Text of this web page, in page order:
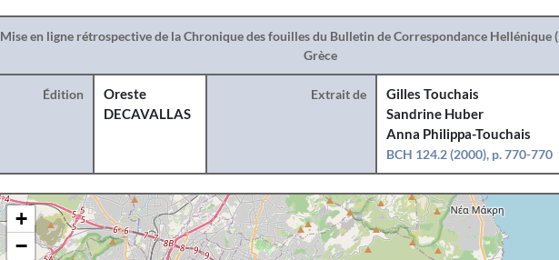
Mise en ligne rétrospective de la Chronique des fouilles du Bulletin de Correspondance Hellénique
Grèce
Édition
Oreste
DECAVALLAS
Extrait de
Gilles Touchais
Sandrine Huber
Anna Philippa-Touchais
BCH 124.2 (2000), p. 770-770
+
−